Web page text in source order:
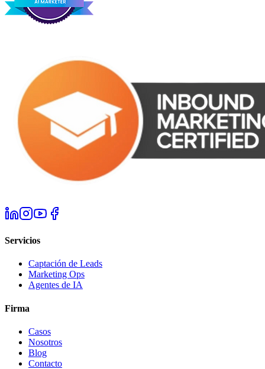
Servicios
Captación de Leads
Marketing Ops
Agentes de IA
Firma
Casos
Nosotros
Blog
Contacto